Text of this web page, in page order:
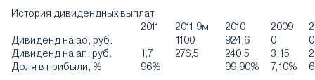
История дивидендных выплат
2011
2011 9м 2010 2009
Дивиденд на ао, руб.
1100 924,6 0
0
Дивиденд на ап, руб.
1,7 276,5 240,5 3,15
Доля в прибыли, %
96% 99,90% 7,10%